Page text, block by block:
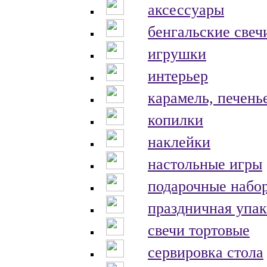
аксессуары
бенгальские
игрушки
интерьер
карамель,
копилки
наклейки
настольные игры
подарочные
праздничная
свечи тортовые
сервировка стола